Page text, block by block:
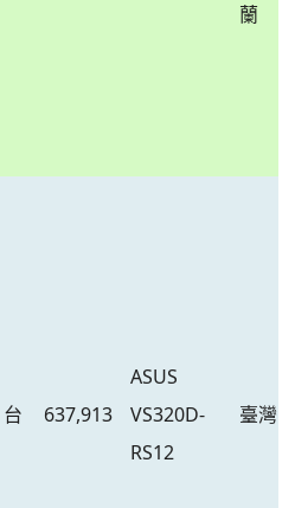
蘭
台 637,913
ASUS
VS320D-
RS12
臺灣